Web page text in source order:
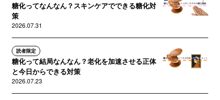
糖化ってなんなん？スキンケアでできる糖化対
策
2026.07.31
読者限定
糖化って結局なんなん？老化を加速させる正体
と今日からできる対策
2026.07.23